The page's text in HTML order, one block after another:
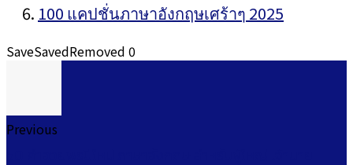
100 แคปชั่นภาษาอังกฤษเศร้าๆ 2025
SaveSavedRemoved 0
Previous